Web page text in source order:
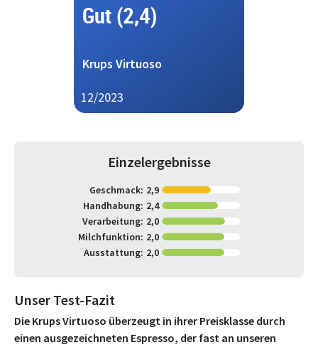
Gut (2,4)
Krups Virtuoso
12/2023
Einzelergebnisse
Geschmack: 2,9
Handhabung: 2,4
Verarbeitung: 2,0
Milchfunktion: 2,0
Ausstattung: 2,0
Unser Test-Fazit
Die Krups Virtuoso überzeugt in ihrer Preisklasse durch
einen ausgezeichneten Espresso, der fast an unseren